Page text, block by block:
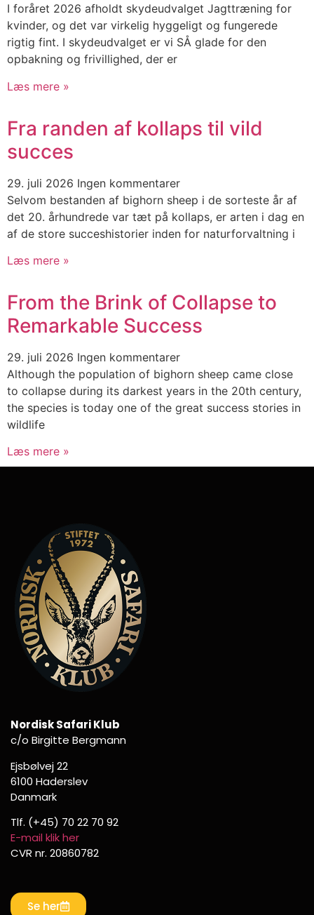
I foråret 2026 afholdt skydeudvalget Jagttræning for
kvinder, og det var virkelig hyggeligt og fungerede
rigtig fint. I skydeudvalget er vi SÅ glade for den
opbakning og frivillighed, der er
Læs mere »
Fra randen af kollaps til vild
succes
29. juli 2026 Ingen kommentarer
Selvom bestanden af bighorn sheep i de sorteste år af
det 20. århundrede var tæt på kollaps, er arten i dag en
af de store succeshistorier inden for naturforvaltning i
Læs mere »
From the Brink of Collapse to
Remarkable Success
29. juli 2026 Ingen kommentarer
Although the population of bighorn sheep came close
to collapse during its darkest years in the 20th century,
the species is today one of the great success stories in
wildlife
Læs mere »
Nordisk Safari Klub
c/o Birgitte Bergmann
Ejsbølvej 22
6100 Haderslev
Danmark
Tlf. (+45) 70 22 70 92
E-mail klik her
CVR nr. 20860782
Se her